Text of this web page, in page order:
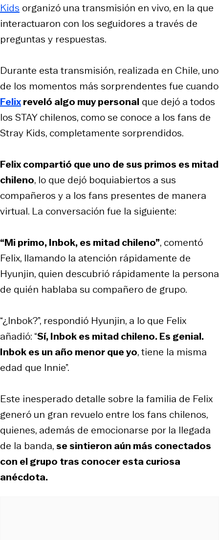
Kids organizó una transmisión en vivo, en la que
interactuaron con los seguidores a través de
preguntas y respuestas.
Durante esta transmisión, realizada en Chile, uno
de los momentos más sorprendentes fue cuando
Felixreveló algo muy personal que dejó a todos
los STAY chilenos, como se conoce a los fans de
Stray Kids, completamente sorprendidos.
Felix compartió que uno de sus primos es mitad
chileno, lo que dejó boquiabiertos a sus
compañeros y a los fans presentes de manera
virtual. La conversación fue la siguiente:
“Mi primo, Inbok, es mitad chileno”, comentó
Felix, llamando la atención rápidamente de
Hyunjin, quien descubrió rápidamente la persona
de quién hablaba su compañero de grupo.
“¿Inbok?”, respondió Hyunjin, a lo que Felix
añadió: “Sí, Inbok es mitad chileno. Es genial.
Inbok es un año menor que yo, tiene la misma
edad que Innie”.
Este inesperado detalle sobre la familia de Felix
generó un gran revuelo entre los fans chilenos,
quienes, además de emocionarse por la llegada
de la banda,se sintieron aún más conectados
con el grupo tras conocer esta curiosa
anécdota.